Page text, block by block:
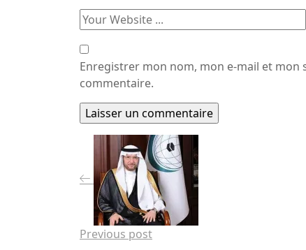
Enregistrer mon nom, mon e-mail et
commentaire.
Previous post